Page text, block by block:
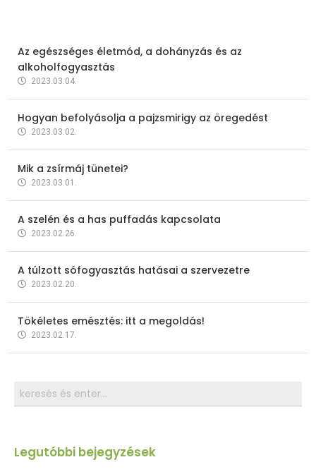
Az egészséges életmód, a dohányzás és az
alkoholfogyasztás
2023.03.04.
Hogyan befolyásolja a pajzsmirigy az öregedést
2023.03.02.
Mik a zsírmáj tünetei?
2023.03.01.
A szelén és a has puffadás kapcsolata
2023.02.26.
A túlzott sófogyasztás hatásai a szervezetre
2023.02.20.
Tökéletes emésztés: itt a megoldás!
2023.02.17.
Legutóbbi bejegyzések